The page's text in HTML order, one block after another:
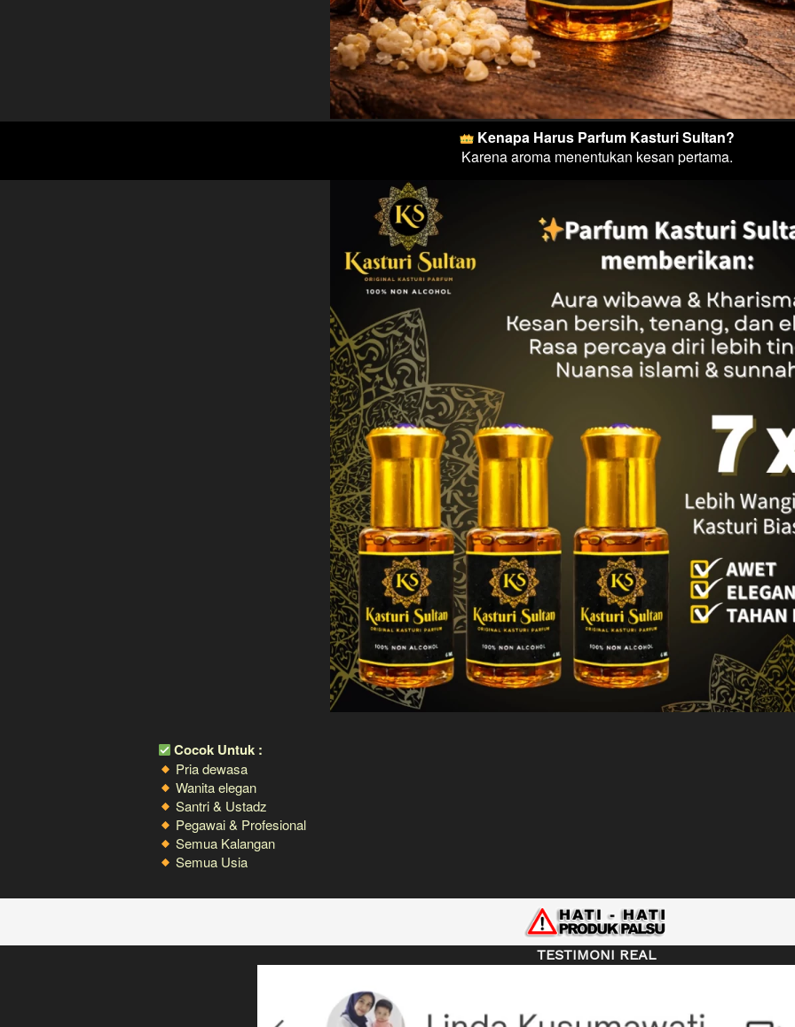
Kenapa Harus Parfum Kasturi Sultan?
Karena aroma menentukan kesan pertama.
Cocok Untuk :
Pria dewasa
Wanita elegan
Santri & Ustadz
Pegawai & Profesional
Semua Kalangan
Semua Usia
TESTIMONI REAL